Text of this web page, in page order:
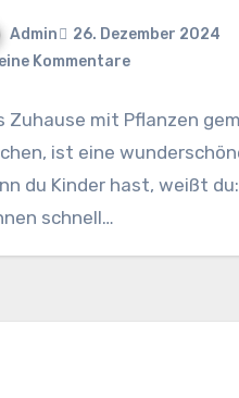
Admin
26. Dezember 2024
Kommentare
Zuhause mit Pflanzen
ist eine
du Kinder hast, weißt
schnell…